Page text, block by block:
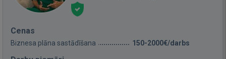
Cenas
Biznesa plāna sastādīšana 150-2000€/darbs